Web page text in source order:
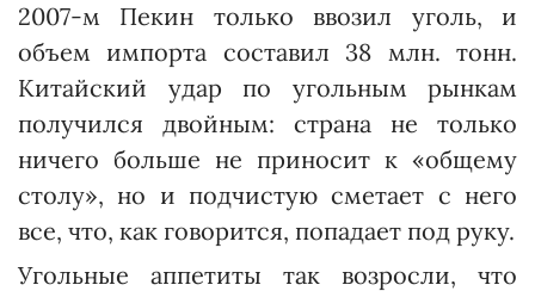
2007-м Пекин только ввозил уголь, и
объем импорта составил 38 млн. тонн.
Китайский удар по угольным рынкам
получился двойным: страна не только
ничего больше не приносит к «общему
столу», но и подчистую сметает с него
все, что, как говорится, попадает под руку.
Угольные аппетиты так возросли, что